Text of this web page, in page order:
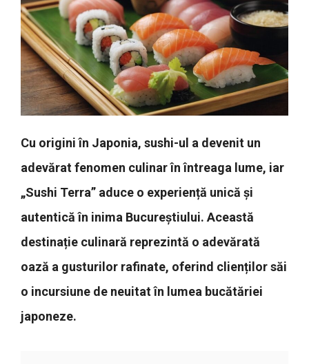
Cu origini în Japonia, sushi-ul a devenit un
adevărat fenomen culinar în întreaga lume, iar
„Sushi Terra” aduce o experiență unică și
autentică în inima Bucureștiului. Această
destinație culinară reprezintă o adevărată
oază a gusturilor rafinate, oferind clienților săi
o incursiune de neuitat în lumea bucătăriei
japoneze.